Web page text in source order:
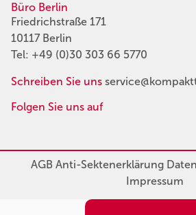
Büro Berlin
Friedrichstraße 171
10117 Berlin
Tel: +49 (0)30 303 66 5770
Schreiben Sie uns
Folgen Sie uns auf
AGBAnti-Sektenerklärung
Impressum